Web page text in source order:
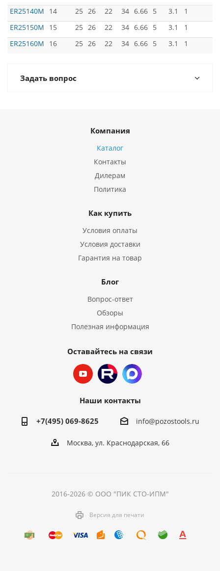
ER25140M
14 25 26 22 34 6.66 5 3.1
1
ER25150M
15 25 26 22 34 6.66 5 3.1
1
ER25160M
16 25 26 22 34 6.66 5 3.1 1
Задать вопрос
Компания
Каталог
Контакты
Дилерам
Политика
Как купить
Условия оплаты
Условия доставки
Гарантия на товар
Блог
Вопрос-ответ
Обзоры
Полезная информация
Оставайтесь на связи
Наши контакты
+7(495) 069-8625 info@pozostools.ru
Москва, ул. Краснодарская, 66
2016-2026 © ООО "ПИК СТО-ИПМ"
Версия для печати